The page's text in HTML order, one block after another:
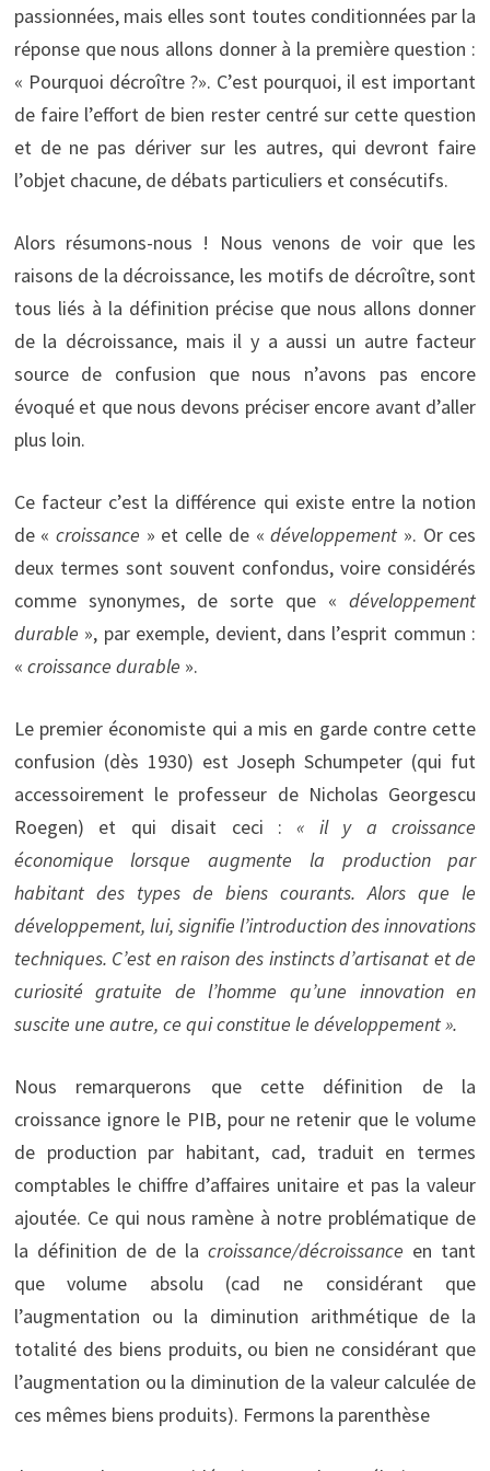
passionnées, mais elles sont toutes conditionnées par la
réponse que nous allons donner à la première question :
« Pourquoi décroître ?». C’est pourquoi, il est important
de faire l’effort de bien rester centré sur cette question
et de ne pas dériver sur les autres, qui devront faire
l’objet chacune, de débats particuliers et consécutifs.
Alors résumons-nous ! Nous venons de voir que les
raisons de la décroissance, les motifs de décroître, sont
tous liés à la définition précise que nous allons donner
de la décroissance, mais il y a aussi un autre facteur
source de confusion que nous n’avons pas encore
évoqué et que nous devons préciser encore avant d’aller
plus loin.
Ce facteur c’est la différence qui existe entre la notion
de «croissance » et celle de «développement ». Or ces
deux termes sont souvent confondus, voire considérés
comme synonymes, de sorte que «développement
durable », par exemple, devient, dans l’esprit commun :
« croissance durable ».
Le premier économiste qui a mis en garde contre cette
confusion (dès 1930) est Joseph Schumpeter (qui fut
accessoirement le professeur de Nicholas Georgescu
Roegen) et qui disait ceci : « il y a croissance
économique lorsque augmente la production par
habitant des types de biens courants. Alors que le
développement, lui, signifie l’introduction des innovations
techniques. C’est en raison des instincts d’artisanat et de
curiosité gratuite de l’homme qu’une innovation en
suscite une autre, ce qui constitue le développement ».
Nous remarquerons que cette définition de la
croissance ignore le PIB, pour ne retenir que le volume
de production par habitant, cad, traduit en termes
comptables le chiffre d’affaires unitaire et pas la valeur
ajoutée. Ce qui nous ramène à notre problématique de
la définition de de lacroissance/décroissance en tant
que volume absolu (cad ne considérant que
l’augmentation ou la diminution arithmétique de la
totalité des biens produits, ou bien ne considérant que
l’augmentation ou la diminution de la valeur calculée de
ces mêmes biens produits). Fermons la parenthèse